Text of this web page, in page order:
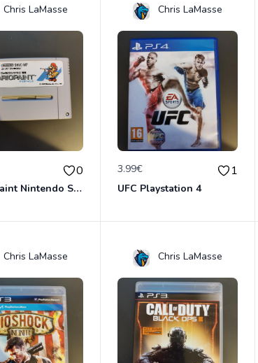
Chris LaMasse
0
Mario Paint Nintendo Super Famicon
Chris LaMasse
3.99€ 1
UFC Playstation 4
Chris LaMasse Chris LaMasse